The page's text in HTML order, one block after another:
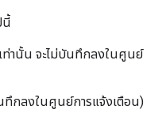
นี้
ท่านั้น จะไม่บันทึกลงในศูนย์
ทึกลงในศูนย์การแจ้งเตือน)